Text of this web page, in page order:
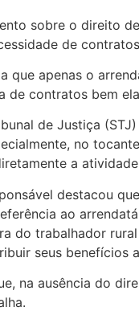
sobre o direito
de
que apenas o
de contratos bem
de Justiça
no
a
destacou
ao
do trabalhador
seus benefícios
na ausência do